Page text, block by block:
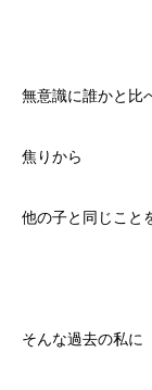
無意識に誰かと比
焦りから
他の子と同じこと
そんな過去の私に